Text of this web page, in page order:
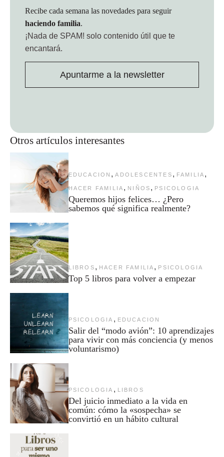
Otros artículos interesantes
EDUCACION , ADOLESCENTES , FAMILIA ,
HACER FAMILIA , NIÑOS , PSICOLOGIA
Queremos hijos felices… ¿Pero
sabemos qué significa realmente?
LIBROS , HACER FAMILIA , PSICOLOGIA
Top 5 libros para volver a empezar
PSICOLOGIA , EDUCACION
Salir del “modo avión”: 10 aprendizajes
para vivir con más conciencia (y menos
voluntarismo)
PSICOLOGIA , LIBROS
Del juicio inmediato a la vida en
común: cómo la «sospecha» se
convirtió en un hábito cultural
Recibe cada semana las novedades para seguir
haciendo familia.
¡Nada de SPAM! solo contenido útil que te
encantará.
Apuntarme a la newsletter